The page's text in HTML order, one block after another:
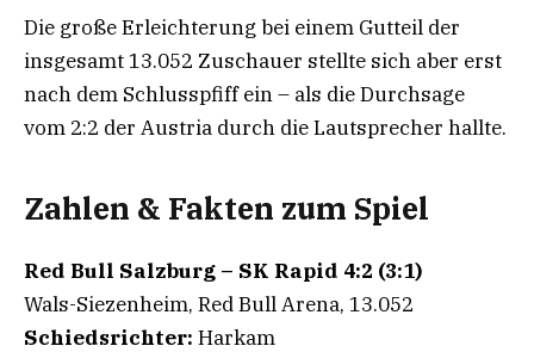
Die große Erleichterung bei einem Gutteil der
insgesamt 13.052 Zuschauer stellte sich aber erst
nach dem Schlusspfiff ein – als die Durchsage
vom 2:2 der Austria durch die Lautsprecher hallte.
Zahlen & Fakten zum Spiel
Red Bull Salzburg – SK Rapid 4:2 (3:1)
Wals-Siezenheim, Red Bull Arena, 13.052
Schiedsrichter: Harkam